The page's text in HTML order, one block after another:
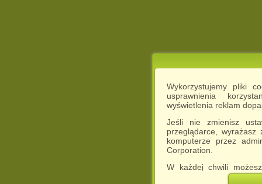
Wykorzystujemy pliki
usprawnienia
wyświetlenia reklam
Jeśli nie zmienisz
przeglądarce,
komputerze przez
Corporation.
W każdej chwili
cookies w swojej